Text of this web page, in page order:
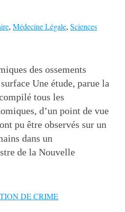
, Médecine Légale, Sciences
des ossements
Une étude, parue la
tous les
d’un point de vue
pu être observés sur un
dans un
de la Nouvelle